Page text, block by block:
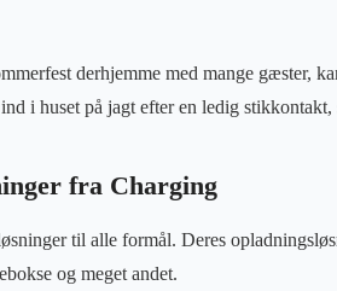
derhjemme med mange gæster,
i huset på jagt efter en ledig stikkontakt,
fra Charging
til alle formål. Deres
og meget andet.